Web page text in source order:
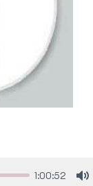
1:00:52